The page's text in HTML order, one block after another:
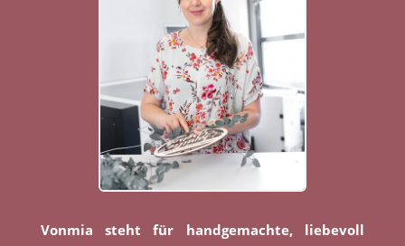
Vonmia steht für handgemachte, liebevoll